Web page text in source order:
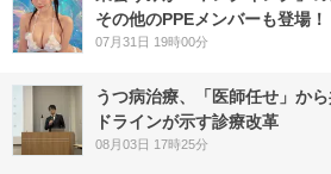
その他のPPEメンバーも登場！
07月31日 19時00分
うつ病治療、「医師任せ」か
ドラインが示す診療改革
08月03日 17時25分